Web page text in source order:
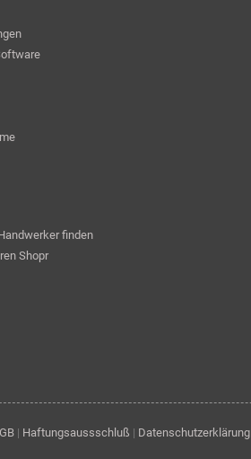
finden
Shopr
| Haftungsaussschluß | Datenschutzerklärung